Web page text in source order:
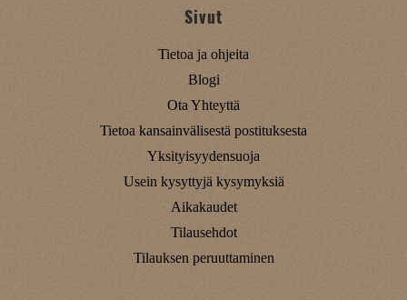
Sivut
Tietoa ja ohjeita
Blogi
Ota Yhteyttä
Tietoa kansainvälisestä postituksesta
Yksityisyydensuoja
Usein kysyttyjä kysymyksiä
Aikakaudet
Tilausehdot
Tilauksen peruuttaminen